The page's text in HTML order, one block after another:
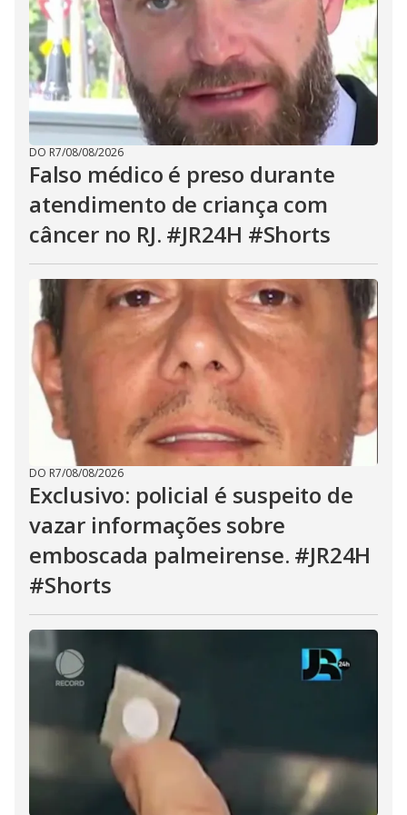
DO R7/08/08/2026
Falso médico é preso durante
atendimento de criança com
câncer no RJ. #JR24H #Shorts
DO R7/08/08/2026
Exclusivo: policial é suspeito de
vazar informações sobre
emboscada palmeirense. #JR24H
#Shorts